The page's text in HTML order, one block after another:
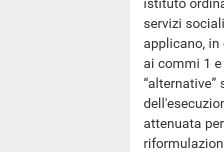
istituto
servizi
applicano,
ai commi 1
“alternative”
attenuata